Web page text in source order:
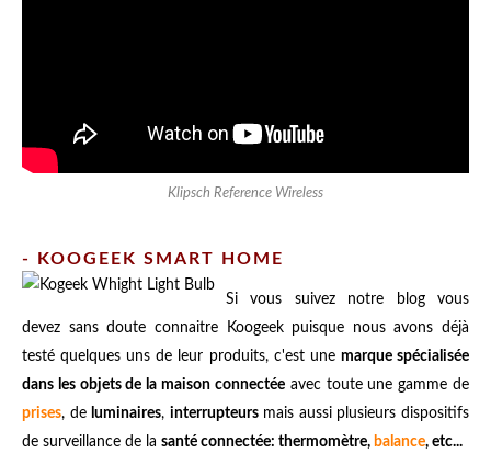
Klipsch Reference Wireless
- KOOGEEK SMART HOME
Si vous suivez notre blog vous
devez sans doute connaitre Koogeek puisque nous avons déjà
testé quelques uns de leur produits, c'est une marque spécialisée
dans les objets de la maison connectéeavec toute une gamme de
prises, de luminaires, interrupteursmais aussi plusieurs dispositifs
de surveillance de la santé connectée: thermomètre, balance, etc...